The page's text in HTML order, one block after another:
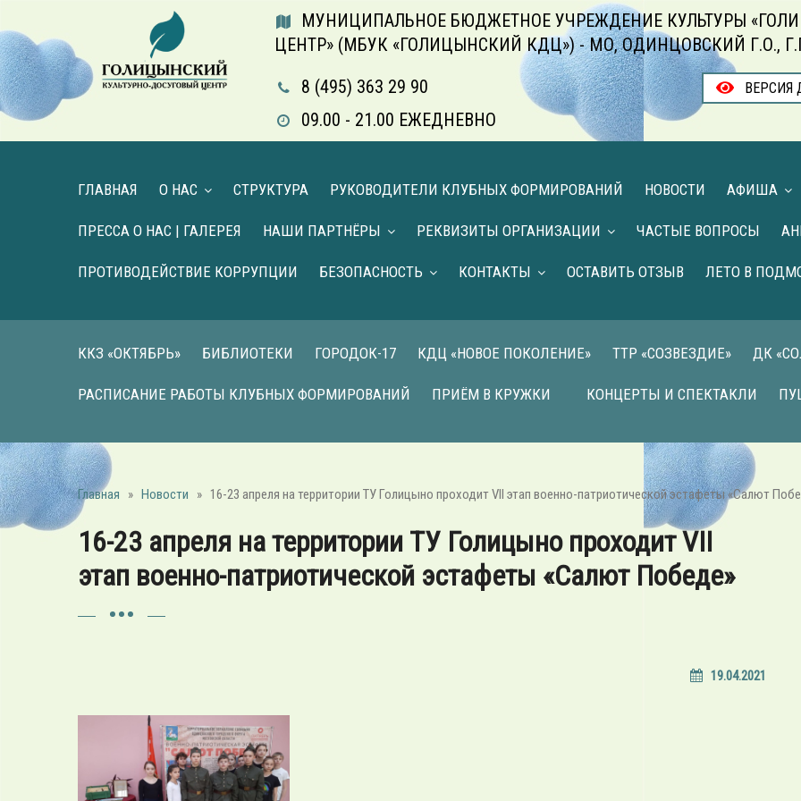
МУНИЦИПАЛЬНОЕ БЮДЖЕТНОЕ УЧРЕЖДЕНИЕ КУЛЬТУРЫ
ЦЕНТР» (МБУК «ГОЛИЦЫНСКИЙ КДЦ») - МО, ОДИНЦОВСКИЙ Г.О.,
8 (495) 363 29 90
09.00 - 21.00 ЕЖЕДНЕВНО
ВЕРСИЯ
ГЛАВНАЯ О НАС СТРУКТУРА РУКОВОДИТЕЛИ КЛУБНЫХ ФОРМИРОВАНИЙ НОВОСТИ АФИША
ПРЕССА О НАС | ГАЛЕРЕЯ НАШИ ПАРТНЁРЫ РЕКВИЗИТЫ ОРГАНИЗАЦИИ ЧАСТЫЕ ВОПРОСЫ
ПРОТИВОДЕЙСТВИЕ КОРРУПЦИИ БЕЗОПАСНОСТЬ КОНТАКТЫ ОСТАВИТЬ ОТЗЫВ ЛЕТО В
ККЗ «ОКТЯБРЬ» БИБЛИОТЕКИ ГОРОДОК-17 КДЦ «НОВОЕ ПОКОЛЕНИЕ» ТТР «СОЗВЕЗДИЕ» ДК
РАСПИСАНИЕ РАБОТЫ КЛУБНЫХ ФОРМИРОВАНИЙ ПРИЁМ В КРУЖКИ КОНЦЕРТЫ И СПЕКТАКЛИ
Главная » Новости » 16-23 апреля на территории ТУ Голицыно проходит VII этап военно-патриотической эстафеты «Салют
16-23 апреля на территории ТУ Голицыно проходит VII
этап военно-патриотической эстафеты «Салют Победе»
19.04.2021